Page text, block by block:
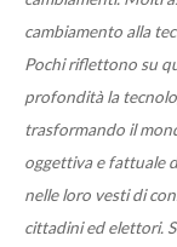
cambiamento alla
Pochi riflettono su
profondità la
trasformando il
oggettiva e fattuale
nelle loro vesti di
cittadini ed elettori.